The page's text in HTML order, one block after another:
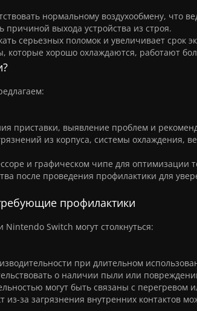
нормальному воздухообмену, что
причиной выхода устройства из строя.
серьезных поломок и увеличивает срок
которые хорошо охлаждаются, работают
приставки, выявление проблем и
из корпуса, системы охлаждения,
и графическом чипе для оптимизации
после проведения профилактики для
профилактики
Switch могут столкнуться:
при длительном
о наличии пыли или
могут быть связаны с перегревом
из-за загрязнения внутренних контактов